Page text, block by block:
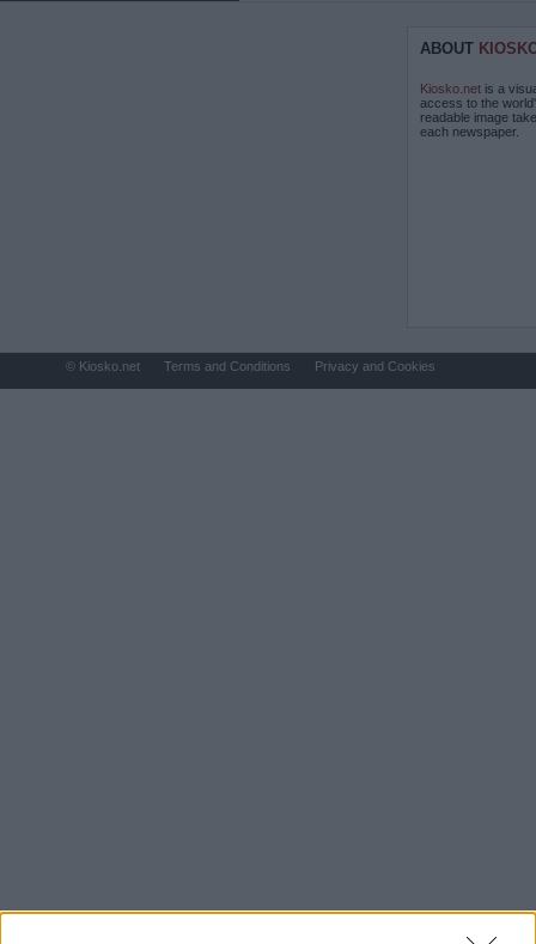
ABOUT
Kiosko.net is a
access to the
readable image
each newspaper.
© Kiosko.net Terms and Conditions Privacy and Cookies